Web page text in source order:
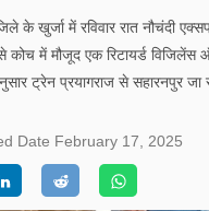
के खुर्जा में रविवार रात नौचंदी
में मौजूद एक रिटायर्ड विजिलेंस
ट्रेन प्रयागराज से सहारनपुर जा
Date February 17, 2025